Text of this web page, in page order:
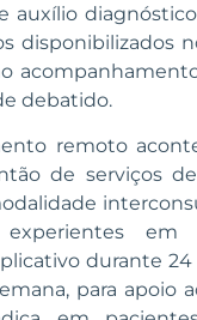
auxílio
disponibilizados
debatido.
remoto
de serviços
em
durante 24
para apoio